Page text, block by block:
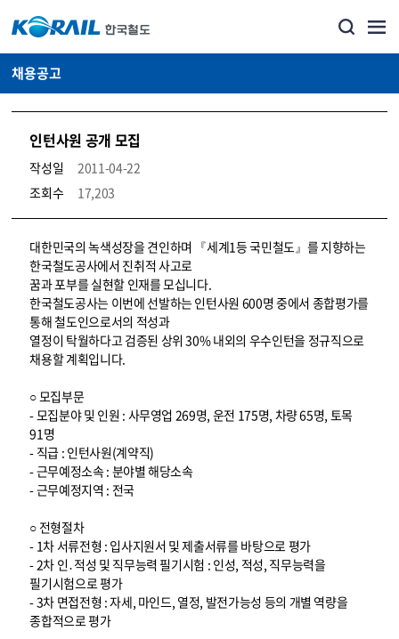
채용공고
인턴사원 공개 모집
작성일
2011-04-22
조회수
17,203
코레일소개_경영공시_채용공고 상세보기 – 내용, 파일, 담당자 연락처로 구성
대한민국의 녹색성장을 견인하며 『세계1등 국민철도』를 지향하는
한국철도공사에서 진취적 사고로
꿈과 포부를 실현할 인재를 모십니다.
한국철도공사는 이번에 선발하는 인턴사원 600명 중에서 종합평가를
통해 철도인으로서의 적성과
열정이 탁월하다고 검증된 상위 30% 내외의 우수인턴을 정규직으로
채용할 계획입니다.
○ 모집부문
- 모집분야 및 인원 : 사무영업 269명, 운전 175명, 차량 65명, 토목
91명
- 직급 : 인턴사원(계약직)
- 근무예정소속 : 분야별 해당소속
- 근무예정지역 : 전국
○ 전형절차
- 1차 서류전형 : 입사지원서 및 제출서류를 바탕으로 평가
- 2차 인․적성 및 직무능력 필기시험 : 인성, 적성, 직무능력을
필기시험으로 평가
- 3차 면접전형 : 자세, 마인드, 열정, 발전가능성 등의 개별 역량을
종합적으로 평가